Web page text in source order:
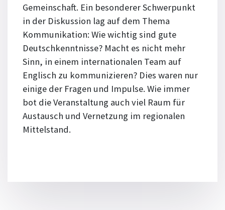
Gemeinschaft. Ein besonderer Schwerpunkt
in der Diskussion lag auf dem Thema
Kommunikation: Wie wichtig sind gute
Deutschkenntnisse? Macht es nicht mehr
Sinn, in einem internationalen Team auf
Englisch zu kommunizieren? Dies waren nur
einige der Fragen und Impulse. Wie immer
bot die Veranstaltung auch viel Raum für
Austausch und Vernetzung im regionalen
Mittelstand.